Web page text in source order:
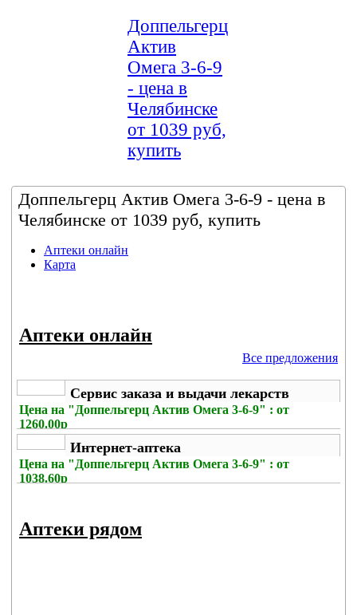
Доппельгерц
Актив
Омега 3-6-9
- цена в
Челябинске
от 1039 руб,
купить
Доппельгерц Актив Омега 3-6-9 - цена в
Челябинске от 1039 руб, купить
Аптеки онлайн
Карта
Аптеки онлайн
Все предложения
Сервис заказа и выдачи лекарств
Цена на "Доппельгерц Актив Омега 3-6-9" : от
1260.00р
Без комиссии
Интернет-аптека
Цена на "Доппельгерц Актив Омега 3-6-9" : от
1038.60р
Аптеки рядом